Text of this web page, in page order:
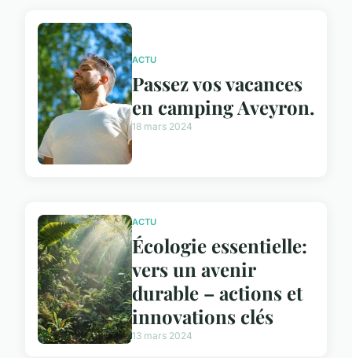
ACTU
Passez vos vacances
en camping Aveyron.
18 mars 2024
ACTU
Écologie essentielle:
vers un avenir
durable – actions et
innovations clés
13 mars 2024